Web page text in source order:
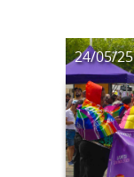
24/05/25